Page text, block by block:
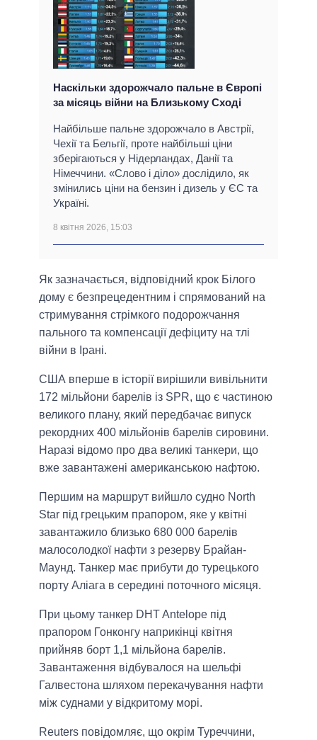
Наскільки здорожчало пальне в Європі
за місяць війни на Близькому Сході
Найбільше пальне здорожчало в Австрії,
Чехії та Бельгії, проте найбільші ціни
зберігаються у Нідерландах, Данії та
Німеччини. «Слово і діло» дослідило, як
змінились ціни на бензин і дизель у ЄС та
Україні.
8 квітня 2026, 15:03
Як зазначається, відповідний крок Білого
дому є безпрецедентним і спрямований на
стримування стрімкого подорожчання
пального та компенсації дефіциту на тлі
війни в Ірані.
США вперше в історії вирішили вивільнити
172 мільйони барелів із SPR, що є частиною
великого плану, який передбачає випуск
рекордних 400 мільйонів барелів сировини.
Наразі відомо про два великі танкери, що
вже завантажені американською нафтою.
Першим на маршрут вийшло судно North
Star під грецьким прапором, яке у квітні
завантажило близько 680 000 барелів
малосолодкої нафти з резерву Брайан-
Маунд. Танкер має прибути до турецького
порту Аліага в середині поточного місяця.
При цьому танкер DHT Antelope під
прапором Гонконгу наприкінці квітня
прийняв борт 1,1 мільйона барелів.
Завантаження відбувалося на шельфі
Галвестона шляхом перекачування нафти
між суднами у відкритому морі.
Reuters повідомляє, що окрім Туреччини,